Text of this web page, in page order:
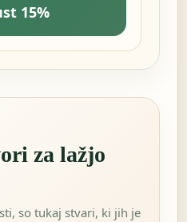
15%
za lažjo
so tukaj stvari, ki jih je